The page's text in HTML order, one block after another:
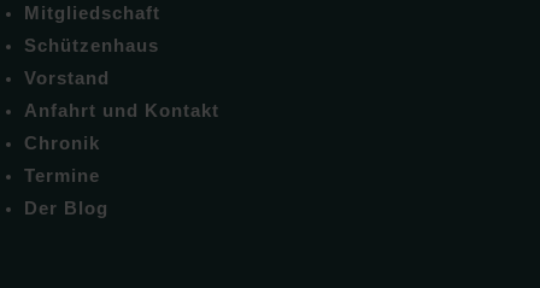
Mitgliedschaft
Schützenhaus
Vorstand
Anfahrt und Kontakt
Chronik
Termine
Der Blog